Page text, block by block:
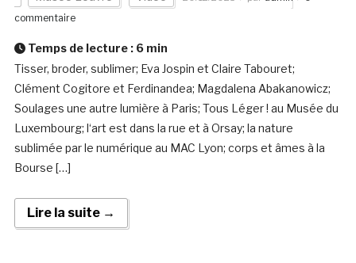
commentaire
Temps de lecture : 6 min
Tisser, broder, sublimer; Eva Jospin et Claire Tabouret;
Clément Cogitore et Ferdinandea; Magdalena Abakanowicz;
Soulages une autre lumière à Paris; Tous Léger ! au Musée du
Luxembourg; l‘art est dans la rue et à Orsay; la nature
sublimée par le numérique au MAC Lyon; corps et âmes à la
Bourse […]
Lire la suite →